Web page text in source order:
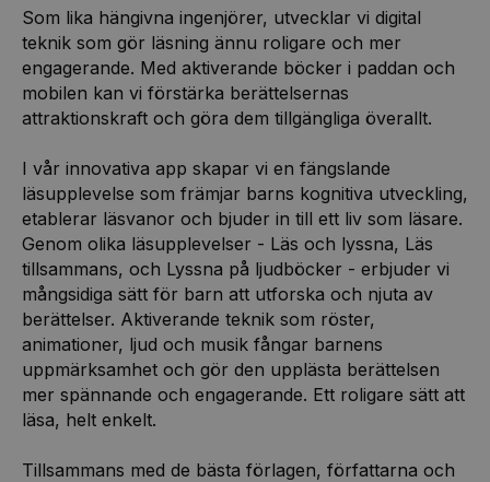
Som lika hängivna ingenjörer, utvecklar vi digital
teknik som gör läsning ännu roligare och mer
engagerande. Med aktiverande böcker i paddan och
mobilen kan vi förstärka berättelsernas
attraktionskraft och göra dem tillgängliga överallt.
I vår innovativa app skapar vi en fängslande
läsupplevelse som främjar barns kognitiva utveckling,
etablerar läsvanor och bjuder in till ett liv som läsare.
Genom olika läsupplevelser - Läs och lyssna, Läs
tillsammans, och Lyssna på ljudböcker - erbjuder vi
mångsidiga sätt för barn att utforska och njuta av
berättelser. Aktiverande teknik som röster,
animationer, ljud och musik fångar barnens
uppmärksamhet och gör den upplästa berättelsen
mer spännande och engagerande. Ett roligare sätt att
läsa, helt enkelt.
Tillsammans med de bästa förlagen, författarna och